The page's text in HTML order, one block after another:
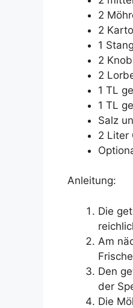
2
2
1
2
2
1 TL
1 TL
Salz
2 Liter
Anleitung:
Die
Am
Den
der
Die